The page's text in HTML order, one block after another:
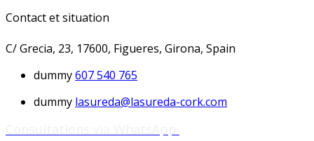
Contact et situation
C/ Grecia, 23, 17600, Figueres, Girona, Spain
dummy607 540 765
dummy lasureda@lasureda-cork.com